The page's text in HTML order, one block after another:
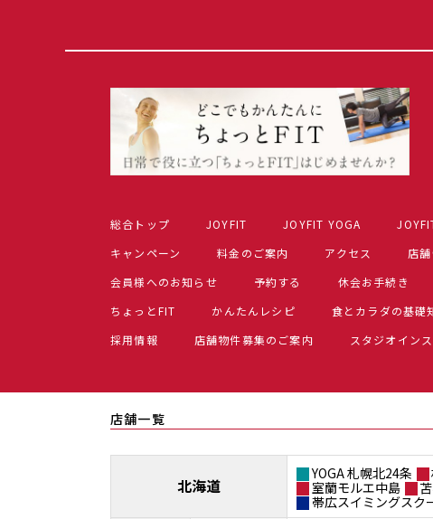
総合トップ JOYFIT JOYFIT YOGA
キャンペーン
料金のご案内 アクセス 店
会員様へのお知らせ
予約する 休会お手続き
ちょっとFIT
かんたんレシピ 食とカラダの基礎
採用情報
店舗物件募集のご案内 スタジオイン
店舗一覧
北海道
YOGA 札幌北24条
室蘭モルエ中島
帯広スイミングスク